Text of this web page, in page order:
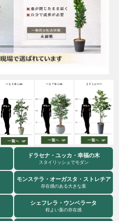
ドラセナ・ユッカ・幸福の木
スタイリッシュでモダン
モンステラ・オーガスタ・ストレチア
存在感のある大きな葉
シェフレラ・ウンベラータ
程よい葉の存在感